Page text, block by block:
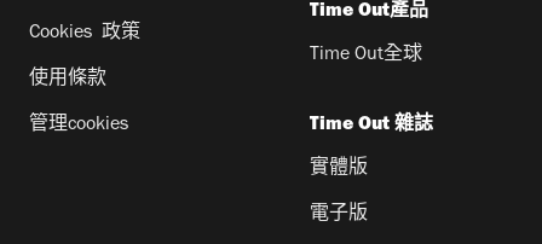
Cookies 政策
使用條款
管理cookies
Time Out產品
Time Out全球
Time Out 雜誌
實體版
電子版